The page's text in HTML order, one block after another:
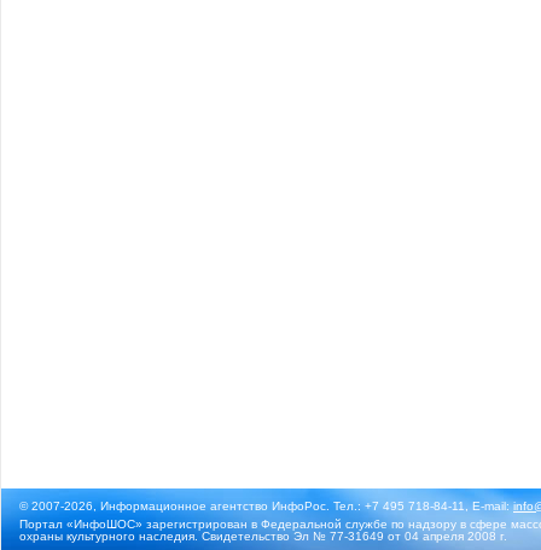
© 2007-2026, Информационное агентство ИнфоРос. Тел.: +7 495 718-84-11, E-mail:
Портал «ИнфоШОС» зарегистрирован в Федеральной службе по надзору в сфере
охраны культурного наследия. Свидетельство Эл № 77-31649 от 04 апреля 2008 г.